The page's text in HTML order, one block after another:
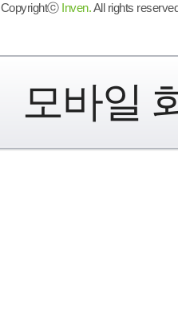
Copyrightⓒ Inven.All rights
모바일